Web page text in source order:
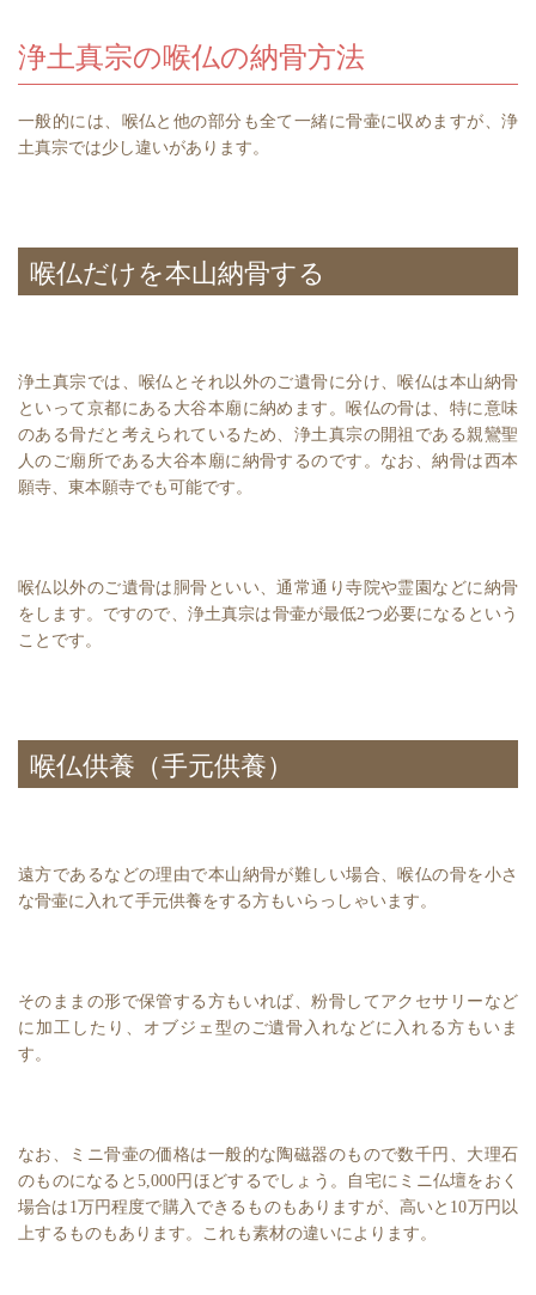
浄土真宗の喉仏の納骨方法
一般的には、喉仏と他の部分も全て一緒に骨壷に収めますが、浄
土真宗では少し違いがあります。
喉仏だけを本山納骨する
浄土真宗では、喉仏とそれ以外のご遺骨に分け、喉仏は本山納骨
といって京都にある大谷本廟に納めます。喉仏の骨は、特に意味
のある骨だと考えられているため、浄土真宗の開祖である親鸞聖
人のご廟所である大谷本廟に納骨するのです。なお、納骨は西本
願寺、東本願寺でも可能です。
喉仏以外のご遺骨は胴骨といい、通常通り寺院や霊園などに納骨
をします。ですので、浄土真宗は骨壷が最低2つ必要になるという
ことです。
喉仏供養（手元供養）
遠方であるなどの理由で本山納骨が難しい場合、喉仏の骨を小さ
な骨壷に入れて手元供養をする方もいらっしゃいます。
そのままの形で保管する方もいれば、粉骨してアクセサリーなど
に加工したり、オブジェ型のご遺骨入れなどに入れる方もいま
す。
なお、ミニ骨壷の価格は一般的な陶磁器のもので数千円、大理石
のものになると5,000円ほどするでしょう。自宅にミニ仏壇をおく
場合は1万円程度で購入できるものもありますが、高いと10万円以
上するものもあります。これも素材の違いによります。